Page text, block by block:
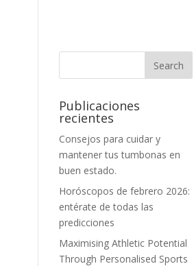
Publicaciones
recientes
Consejos para cuidar y
mantener tus tumbonas en
buen estado.
Horóscopos de febrero 2026:
entérate de todas las
predicciones
Maximising Athletic Potential
Through Personalised Sports